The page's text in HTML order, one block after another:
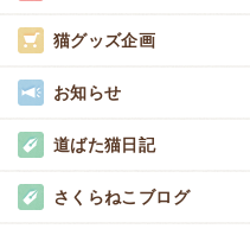
猫グッズ企画
お知らせ
道ばた猫日記
さくらねこブログ